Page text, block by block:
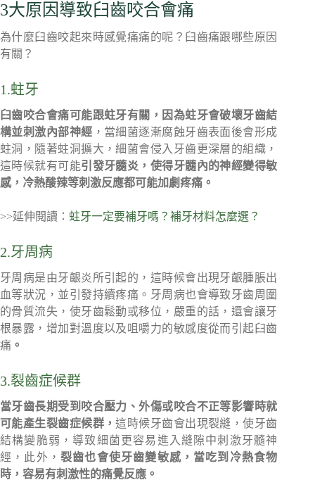
3大原因導致臼齒咬合會痛
為什麼臼齒咬起來時感覺痛痛的呢？臼齒痛跟哪些原因
有關？
1.蛀牙
臼齒咬合會痛可能跟蛀牙有關，因為蛀牙會破壞牙齒結
構並刺激內部神經 ，當細菌逐漸腐蝕牙齒表面後會形成
蛀洞，隨著蛀洞擴大，細菌會侵入牙齒更深層的組織，
這時候就有可能引發牙髓炎，使得牙髓內的神經變得敏
感，冷熱酸辣等刺激反應都可能加劇疼痛。
>>延伸閱讀： 蛀牙一定要補牙嗎？補牙材料怎麼選？
2.牙周病
牙周病是由牙齦炎所引起的，這時候會出現牙齦腫脹出
血等狀況，並引發持續疼痛。牙周病也會導致牙齒周圍
的骨質流失，使牙齒鬆動或移位，嚴重的話，還會讓牙
根暴露，增加對溫度以及咀嚼力的敏感度從而引起臼齒
痛 。
3.裂齒症候群
當牙齒長期受到咬合壓力、外傷或咬合不正等影響時就
可能產生裂齒症候群，這時候牙齒會出現裂縫，使牙齒
結構變脆弱，導致細菌更容易進入縫隙中刺激牙髓神
經，此外， 裂齒也會使牙齒變敏感，當吃到冷熱食物
時，容易有刺激性的痛覺反應。